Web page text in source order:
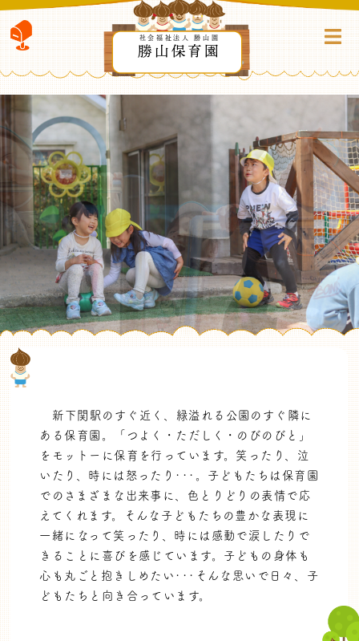
社会福祉法人 勝山園
勝山保育園
新下関駅のすぐ近く、緑溢れる公園のすぐ隣に
ある保育園。「つよく・ただしく・のびのびと」
をモットーに保育を行っています。笑ったり、泣
いたり、時には怒ったり･･･。子どもたちは保育園
でのさまざまな出来事に、色とりどりの表情で応
えてくれます。そんな子どもたちの豊かな表現に
一緒になって笑ったり、時には感動で涙したりで
きることに喜びを感じています。子どもの身体も
心も丸ごと抱きしめたい･･･そんな思いで日々、子
どもたちと向き合っています。